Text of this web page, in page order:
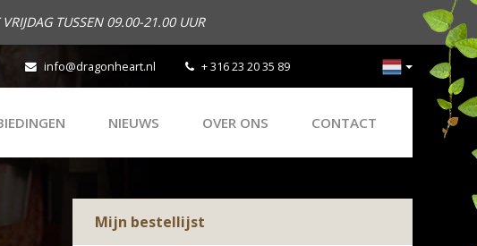
TUSSEN 09.00-21.00 UUR
info@dragonheart.nl + 316 23 20 35 89
NIEUWS OVER ONS CONTACT
Mijn bestellijst